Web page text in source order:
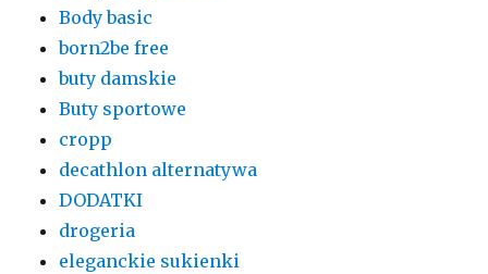
Body basic
born2be free
buty damskie
Buty sportowe
cropp
decathlon alternatywa
DODATKI
drogeria
eleganckie sukienki